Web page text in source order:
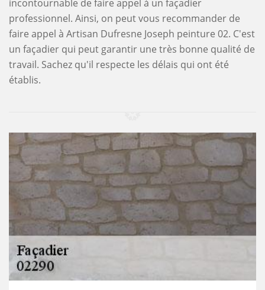
incontournable de faire appel à un façadier
professionnel. Ainsi, on peut vous recommander de
faire appel à Artisan Dufresne Joseph peinture 02. C'est
un façadier qui peut garantir une très bonne qualité de
travail. Sachez qu'il respecte les délais qui ont été
établis.